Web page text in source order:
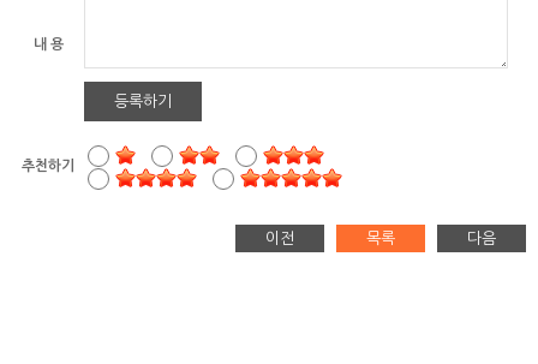
내 용
등록하기
추천하기
이전 목록 다음